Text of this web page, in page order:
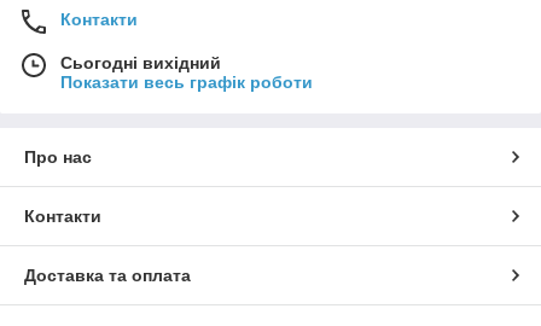
Контакти
Сьогодні вихідний
Показати весь графік роботи
Про нас
Контакти
Доставка та оплата